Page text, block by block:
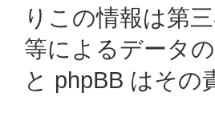
りこの情報は第
等によるデータ
と phpBB はその